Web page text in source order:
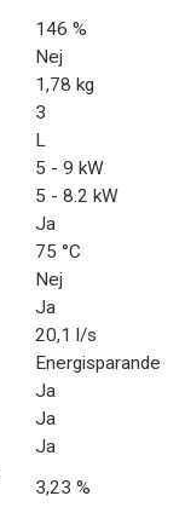
146 %
Nej
1,78 kg
3
L
5 - 9 kW
5 - 8.2 kW
Ja
75 °C
Nej
Ja
20,1 l/s
Energisparande
Ja
Ja
Ja
3,23 %